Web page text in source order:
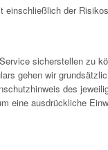
einschließlich der
sicherstellen zu
gehen wir
des
eine ausdrückliche